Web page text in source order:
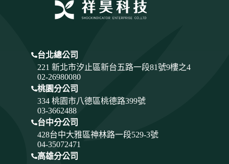
台北總公司
221 新北市汐止區新台五路一段81號9樓之4
02-26980080
桃園分公司
334 桃園市八德區桃德路399號
03-3662488
台中分公司
428台中大雅區神林路一段529-3號
04-35072471
高雄分公司